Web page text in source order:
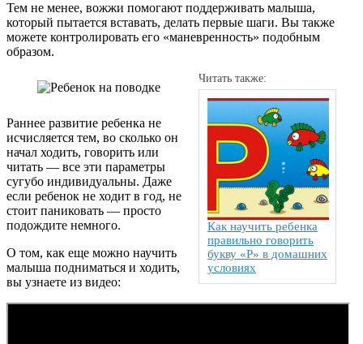
Тем не менее, вожжи помогают поддерживать малыша,
который пытается вставать, делать первые шаги. Вы также
можете контролировать его «маневренность» подобным
образом.
Читать также:
Как научить ребенка
правильно говорить
букву «Р» в домашних
условиях
Раннее развитие ребенка не
исчисляется тем, во сколько он
начал ходить, говорить или
читать — все эти параметры
сугубо индивидуальны. Даже
если ребенок не ходит в год, не
стоит паниковать — просто
подождите немного.
О том, как еще можно научить
малыша подниматься и ходить,
вы узнаете из видео: